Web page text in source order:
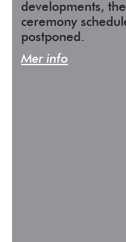
developments,
ceremony
postponed.
Mer info